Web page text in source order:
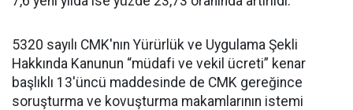
5320 sayılı CMK'nın Yürürlük ve Uygulama Şekli
Hakkında Kanunun “müdafi ve vekil ücreti” kenar
başlıklı 13'üncü maddesinde de CMK gereğince
soruşturma ve kovuşturma makamlarının istemi